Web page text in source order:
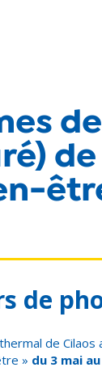
de
de
de
» du 3 mai